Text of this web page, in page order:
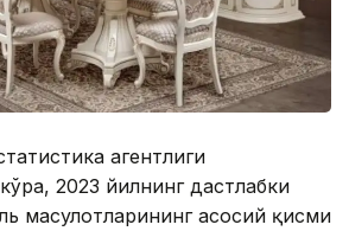
агентлиги
2023 йилнинг дастлабки
маҳсулотларининг асосий қисми